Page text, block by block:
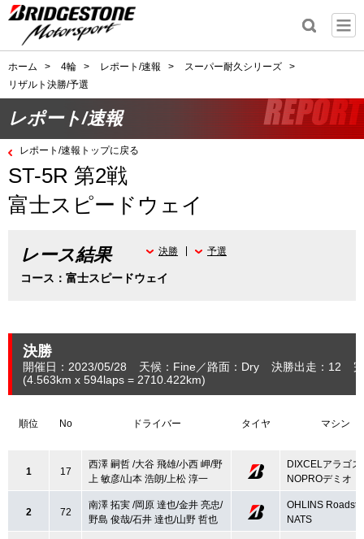
ホーム > 4輪 > レポート/速報 > スーパー耐久シリーズ
>
リザルト決勝/予選
レポート/速報
レポート/速報トップに戻る
ST-5R 第2戦
富士スピードウェイ
レース結果
コース：富士スピードウェイ
決勝 予選
決勝
開催日：2023/05/28 天候：Fine 路面：Dry 決勝出走：12
(4.563km x 594laps = 2710.422km)
順位 No ドライバー タイヤ マシン
1 17
西澤 嗣哲 /大谷 飛雄/小西 岬/野
上 敏彦/山本 浩朗/上松 淳一
DIXCELアラゴス
NOPROデミオ
2 72
南澤 拓実 /岡原 達也/金井 亮忠/
野島 俊哉/石井 達也/山野 哲也
OHLINS
NATS